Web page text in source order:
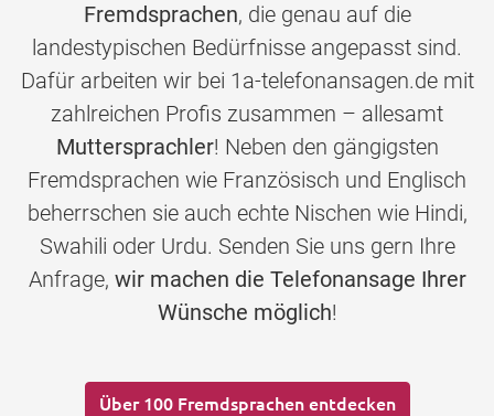
Fremdsprachen, die genau auf die
landestypischen Bedürfnisse angepasst sind.
Dafür arbeiten wir bei 1a-telefonansagen.de mit
zahlreichen Profis zusammen – allesamt
Muttersprachler! Neben den gängigsten
Fremdsprachen wie Französisch und Englisch
beherrschen sie auch echte Nischen wie Hindi,
Swahili oder Urdu. Senden Sie uns gern Ihre
Anfrage, wir machen die Telefonansage Ihrer
Wünsche möglich!
Über 100 Fremdsprachen entdecken